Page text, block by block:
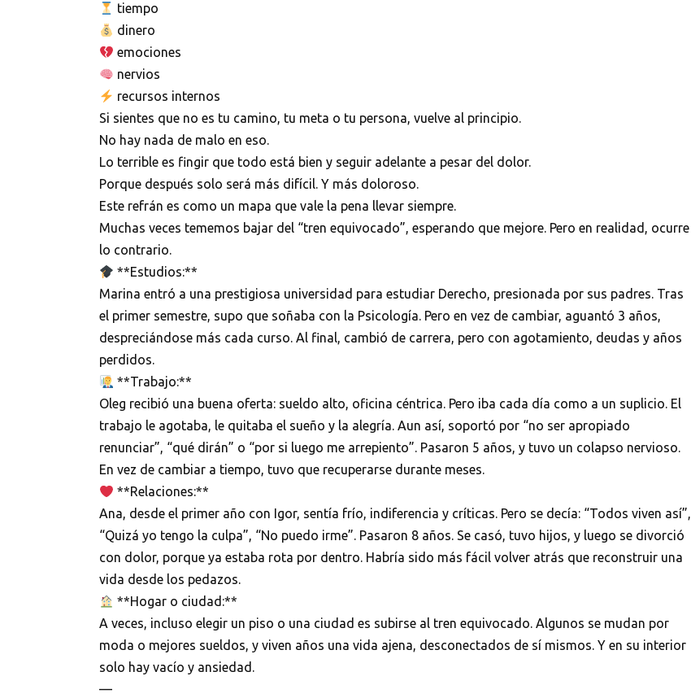
tiempo
dinero
emociones
nervios
recursos internos
Si sientes que no es tu camino, tu meta o tu persona, vuelve al principio.
No hay nada de malo en eso.
Lo terrible es fingir que todo está bien y seguir adelante a pesar del dolor.
Porque después solo será más difícil. Y más doloroso.
Este refrán es como un mapa que vale la pena llevar siempre.
Muchas veces tememos bajar del “tren equivocado”, esperando que mejore. Pero en realidad, ocurre
lo contrario.
**Estudios:**
Marina entró a una prestigiosa universidad para estudiar Derecho, presionada por sus padres. Tras
el primer semestre, supo que soñaba con la Psicología. Pero en vez de cambiar, aguantó 3 años,
despreciándose más cada curso. Al final, cambió de carrera, pero con agotamiento, deudas y años
perdidos.
**Trabajo:**
Oleg recibió una buena oferta: sueldo alto, oficina céntrica. Pero iba cada día como a un suplicio. El
trabajo le agotaba, le quitaba el sueño y la alegría. Aun así, soportó por “no ser apropiado
renunciar”, “qué dirán” o “por si luego me arrepiento”. Pasaron 5 años, y tuvo un colapso nervioso.
En vez de cambiar a tiempo, tuvo que recuperarse durante meses.
**Relaciones:**
Ana, desde el primer año con Igor, sentía frío, indiferencia y críticas. Pero se decía: “Todos viven así”,
“Quizá yo tengo la culpa”, “No puedo irme”. Pasaron 8 años. Se casó, tuvo hijos, y luego se divorció
con dolor, porque ya estaba rota por dentro. Habría sido más fácil volver atrás que reconstruir una
vida desde los pedazos.
**Hogar o ciudad:**
A veces, incluso elegir un piso o una ciudad es subirse al tren equivocado. Algunos se mudan por
moda o mejores sueldos, y viven años una vida ajena, desconectados de sí mismos. Y en su interior
solo hay vacío y ansiedad.
—